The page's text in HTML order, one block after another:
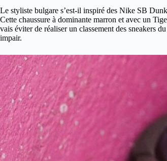
Le styliste bulgare s’est-il inspiré des Nike SB
Cette chaussure à dominante marron et avec un
vais éviter de réaliser un classement des sneakers
impair.